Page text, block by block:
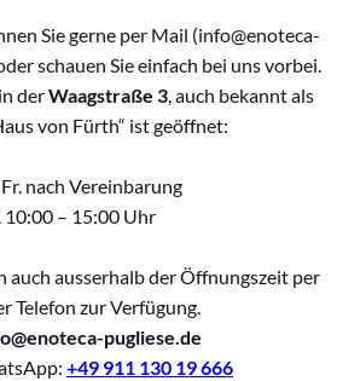
Sie gerne per Mail (info@enoteca-
schauen Sie einfach bei uns vorbei.
derWaagstraße 3, auch bekannt als
von Fürth“ ist geöffnet:
nach Vereinbarung
10:00 – 15:00 Uhr
auch ausserhalb der Öffnungszeit per
Telefon zur Verfügung.
pugliese.de
+49 911 130 19 666